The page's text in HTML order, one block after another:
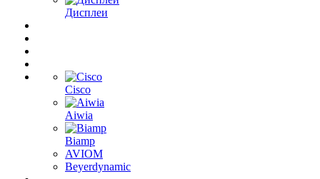
Дисплеи
Cisco
Aiwia
Biamp
AVIOM
Beyerdynamic